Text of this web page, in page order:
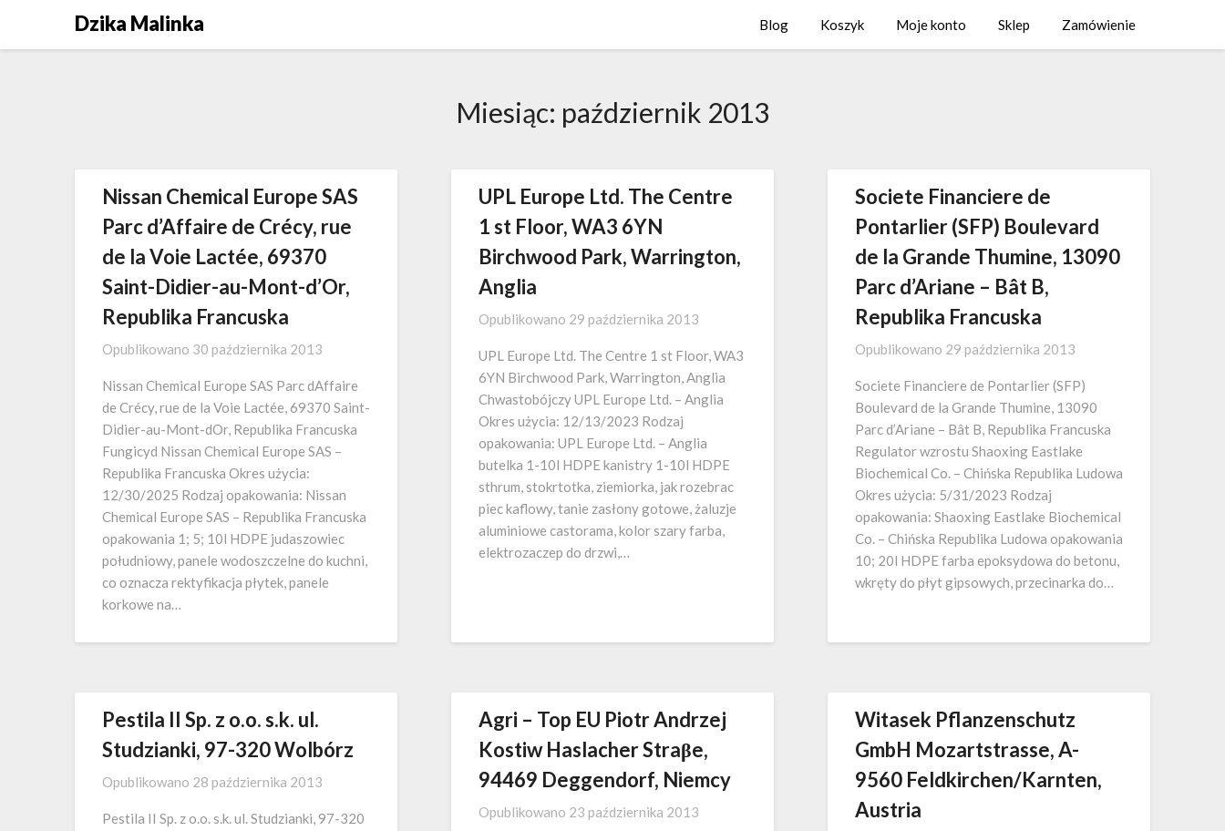
Dzika Malinka Blog Koszyk Moje konto Sklep Zamówienie
Miesiąc: październik 2013
Nissan Chemical Europe SAS
Parc d’Affaire de Crécy, rue
de la Voie Lactée, 69370
Saint-Didier-au-Mont-d’Or,
Republika Francuska
Opublikowano 30 października 2013
Nissan Chemical Europe SAS Parc dAffaire
de Crécy, rue de la Voie Lactée, 69370 Saint-
Didier-au-Mont-dOr, Republika Francuska
Fungicyd Nissan Chemical Europe SAS –
Republika Francuska Okres użycia:
12/30/2025 Rodzaj opakowania: Nissan
Chemical Europe SAS – Republika Francuska
opakowania 1; 5; 10l HDPE judaszowiec
południowy, panele wodoszczelne do kuchni,
co oznacza rektyfikacja płytek, panele
korkowe na…
UPL Europe Ltd. The Centre
1 st Floor, WA3 6YN
Birchwood Park, Warrington,
Anglia
Opublikowano 29 października 2013
UPL Europe Ltd. The Centre 1 st Floor, WA3
6YN Birchwood Park, Warrington, Anglia
Chwastobójczy UPL Europe Ltd. – Anglia
Okres użycia: 12/13/2023 Rodzaj
opakowania: UPL Europe Ltd. – Anglia
butelka 1-10l HDPE kanistry 1-10l HDPE
sthrum, stokrtotka, ziemiorka, jak rozebrac
piec kaflowy, tanie zasłony gotowe, żaluzje
aluminiowe castorama, kolor szary farba,
elektrozaczep do drzwi,…
Societe Financiere de
Pontarlier (SFP) Boulevard
de la Grande Thumine, 13090
Parc d’Ariane – Bât B,
Republika Francuska
Opublikowano 29 października 2013
Societe Financiere de Pontarlier (SFP)
Boulevard de la Grande Thumine, 13090
Parc d’Ariane – Bât B, Republika Francuska
Regulator wzrostu Shaoxing Eastlake
Biochemical Co. – Chińska Republika Ludowa
Okres użycia: 5/31/2023 Rodzaj
opakowania: Shaoxing Eastlake Biochemical
Co. – Chińska Republika Ludowa opakowania
10; 20l HDPE farba epoksydowa do betonu,
wkręty do płyt gipsowych, przecinarka do…
Pestila II Sp. z o.o. s.k. ul.
Studzianki, 97-320 Wolbórz
Opublikowano 28 października 2013
Pestila II Sp. z o.o. s.k. ul. Studzianki, 97-320
Agri – Top EU Piotr Andrzej
Kostiw Haslacher Straβe,
94469 Deggendorf, Niemcy
Opublikowano 23 października 2013
Witasek Pflanzenschutz
GmbH Mozartstrasse, A-
9560 Feldkirchen/Karnten,
Austria